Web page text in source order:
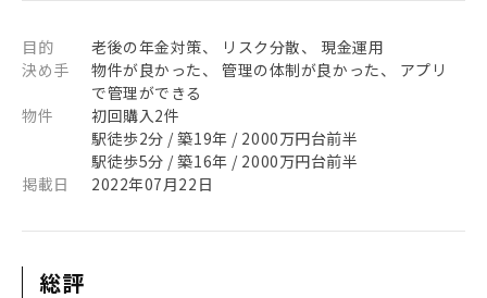
目的
老後の年金対策、 リスク分散、 現金運用
決め手
物件が良かった、 管理の体制が良かった、 アプリ
で管理ができる
物件
初回購入2件
駅徒歩2分 / 築19年 / 2000万円台前半
駅徒歩5分 / 築16年 / 2000万円台前半
掲載日
2022年07月22日
総評